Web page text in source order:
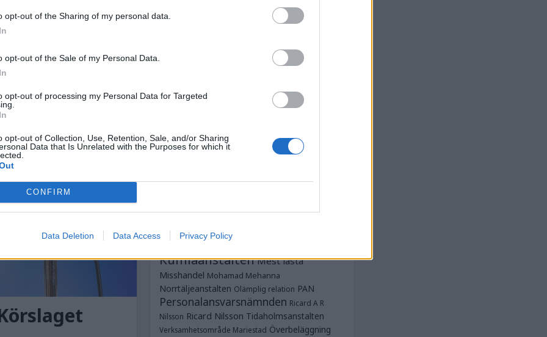
opt-out of the Sharing of my personal data.
opt-out of the Sale of my Personal Data.
opt-out of processing my Personal Data for Targeted
opt-out of Collection, Use, Retention, Sale, and/or Sharing
Data that Is Unrelated with the Purposes for which it
CONFIRM
Data Deletion Data Access Privacy Policy
ha fyra
år – om Tidöpartierna får
ÄMNESORD
Anstalten Johannesberg
Anstalten Kumla
Anstalten Rödjan Anstalten
Sagsjön Anstalten Salberga
Anstalten
ungdomsavdelningar
Dubbelbeläggning
Jesper Hansson
Justitieombudsmannen
Kumlaanstalten Mest lästa
Misshandel Mohamad Mehanna
Norrtäljeanstalten Olämplig relation PAN
Personalansvarsnämnden Ricard A R
Nilsson Ricard Nilsson Tidaholmsanstalten
Verksamhetsområde Mariestad Överbeläggning